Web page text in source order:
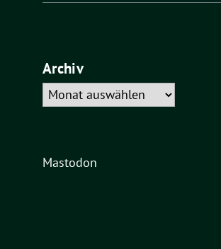
Archiv
Archiv
Mastodon